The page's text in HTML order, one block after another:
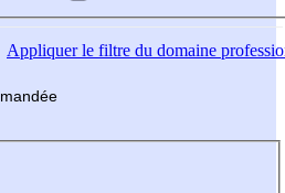
Appliquerle filtre du domaine